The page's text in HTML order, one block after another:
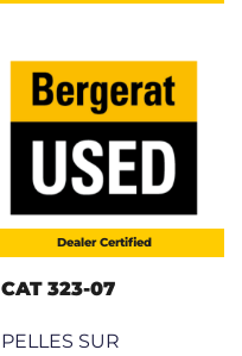
Dealer Certified
CAT 323-07
PELLES SUR